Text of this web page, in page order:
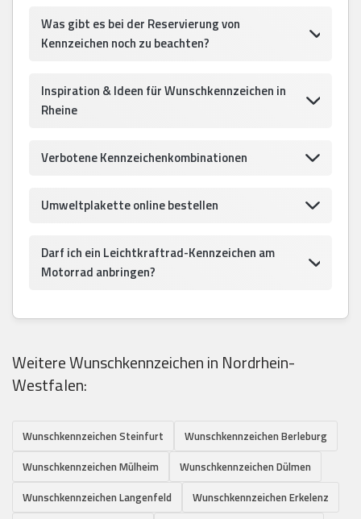
Was gibt es bei der Reservierung von
Kennzeichen noch zu beachten?
Inspiration & Ideen für Wunschkennzeichen in
Rheine
Verbotene Kennzeichenkombinationen
Umweltplakette online bestellen
Darf ich ein Leichtkraftrad-Kennzeichen am
Motorrad anbringen?
Weitere Wunschkennzeichen in Nordrhein-
Westfalen:
Wunschkennzeichen Steinfurt
Wunschkennzeichen Berleburg
Wunschkennzeichen Mülheim
Wunschkennzeichen Dülmen
Wunschkennzeichen Langenfeld
Wunschkennzeichen Erkelenz